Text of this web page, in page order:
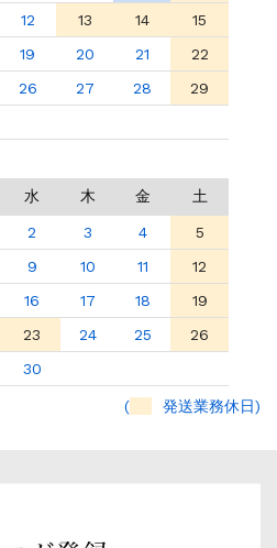
12 13 14
15
19 20 21
22
26 27 28
29
水 木 金 土
2 3 4
5
9 10 11
12
16 17 18
19
23 24 25
26
30
( 発送業務休日)